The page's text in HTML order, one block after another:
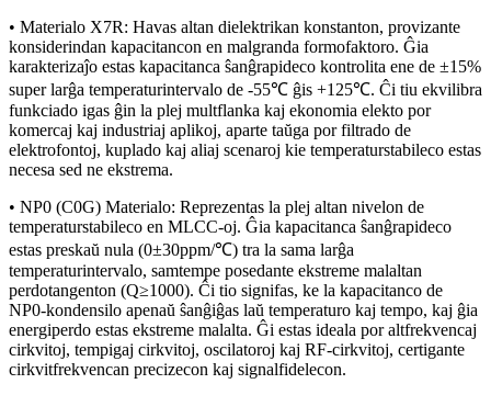
• Materialo X7R: Havas altan dielektrikan konstanton, provizante
konsiderindan kapacitancon en malgranda formofaktoro. Ĝia
karakterizaĵo estas kapacitanca ŝanĝrapideco kontrolita ene de ±15%
super larĝa temperaturintervalo de -55℃ ĝis +125℃. Ĉi tiu ekvilibra
funkciado igas ĝin la plej multflanka kaj ekonomia elekto por
komercaj kaj industriaj aplikoj, aparte taŭga por filtrado de
elektrofontoj, kuplado kaj aliaj scenaroj kie temperaturstabileco estas
necesa sed ne ekstrema.
• NP0 (C0G) Materialo: Reprezentas la plej altan nivelon de
temperaturstabileco en MLCC-oj. Ĝia kapacitanca ŝanĝrapideco
estas preskaŭ nula (0±30ppm/℃) tra la sama larĝa
temperaturintervalo, samtempe posedante ekstreme malaltan
perdotangenton (Q≥1000). Ĉi tio signifas, ke la kapacitanco de
NP0-kondensilo apenaŭ ŝanĝiĝas laŭ temperaturo kaj tempo, kaj ĝia
energiperdo estas ekstreme malalta. Ĝi estas ideala por altfrekvencaj
cirkvitoj, tempigaj cirkvitoj, oscilatoroj kaj RF-cirkvitoj, certigante
cirkvitfrekvencan precizecon kaj signalfidelecon.